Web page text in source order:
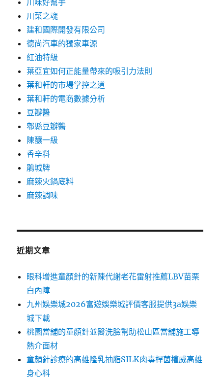
川味好幫手
川菜之魂
建和國際開發有限公司
德尚汽車的獨家車源
紅油特級
葉亞宜如何正能量帶來的吸引力法則
葉和軒的市場掌控之道
葉和軒的電商數據分析
豆瓣醬
郫縣豆瓣醬
陳釀一級
香辛料
鵑城牌
麻辣火鍋底料
麻辣調味
近期文章
眼科增進童顏針的新陳代謝老花雷射推薦LBV苗栗
白內障
九州娛樂城2026富遊娛樂城評價客服提供3a娛樂
城下載
桃園當舖的童顏針並醫洗臉幫助松山區當舖施工導
熱介面材
童顏針診療的高雄隆乳抽脂SILK肉毒桿菌權威高雄
身心科